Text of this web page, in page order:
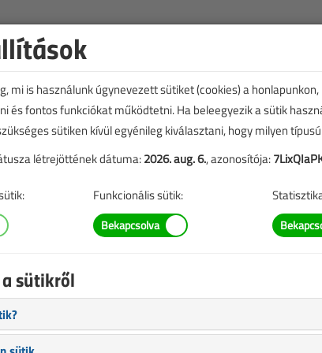
éves ütemezése a
mi is használunk úgynevezett sütiket (cookies) a
és fontos funkciókat működtetni. Ha beleegyezik a sütik
sütiken kívül egyénileg kiválasztani, hogy milyen
létrejöttének dátuma:2026. aug. 6., azonosítója:
Funkcionális sütik:
sütikről